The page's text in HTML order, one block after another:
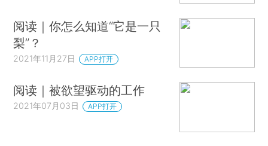
阅读｜你怎么知道“它是一只
梨”？
2021年11月27日 APP打开
阅读｜被欲望驱动的工作
2021年07月03日 APP打开